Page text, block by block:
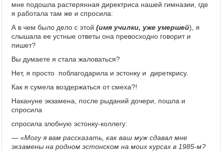
мне подошла растерянная директриса нашей гимназии, где
я работала там же и спросила:
А в чем было дело с этой (имя училки, уже умершей), я
слышала ее устные ответы она превосходно говорит и
пишет?
Вы думаете я стала жаловаться?
Нет, я просто поблагодарила и эстонку и диреткрису.
Как я сумела воздержаться от смеха?!
Накануне экзамена, после рыданий дочери, пошла и
спросила
спросила злобную эстонку-коллегу:
— «Могу я вам рассказать, как ваш муж сдавал мне
экзамены на родном эстонском на моих курсах в 1985-м?